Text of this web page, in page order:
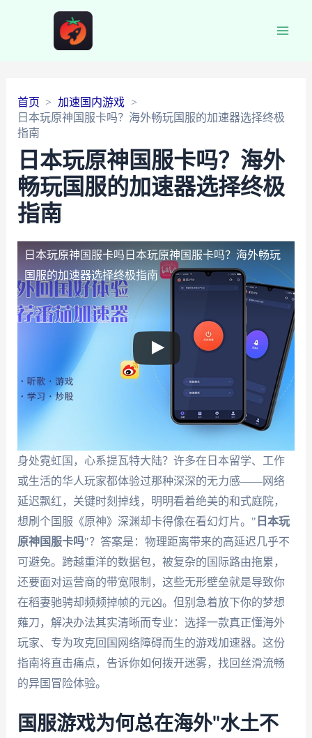
首页
加速国内游戏
日本玩原神国服卡吗？海外畅玩国服的加速器选择终极
指南
日本玩原神国服卡吗？海外
畅玩国服的加速器选择终极
指南
日本玩原神国服卡吗 日本玩原神国服卡吗？海外畅玩
国服的加速器选择终极指南
身处霓虹国，心系提瓦特大陆？许多在日本留学、工作
或生活的华人玩家都体验过那种深深的无力感——网络
延迟飘红，关键时刻掉线，明明看着绝美的和式庭院，
想刷个国服《原神》深渊却卡得像在看幻灯片。" 日本玩
原神国服卡吗"？答案是：物理距离带来的高延迟几乎不
可避免。跨越重洋的数据包，被复杂的国际路由拖累，
还要面对运营商的带宽限制，这些无形壁垒就是导致你
在稻妻驰骋却频频掉帧的元凶。但别急着放下你的梦想
薙刀，解决办法其实清晰而专业：选择一款真正懂海外
玩家、专为攻克回国网络障碍而生的游戏加速器。这份
指南将直击痛点，告诉你如何拨开迷雾，找回丝滑流畅
的异国冒险体验。
国服游戏为何总在海外"水土不